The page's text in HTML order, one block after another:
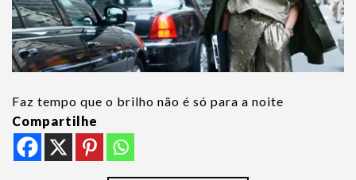
Faz tempo que o brilho não é só para a noite
Compartilhe